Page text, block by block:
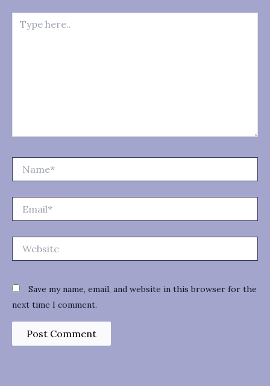
here..
Save my name, email, and website in this browser for the
next time I comment.